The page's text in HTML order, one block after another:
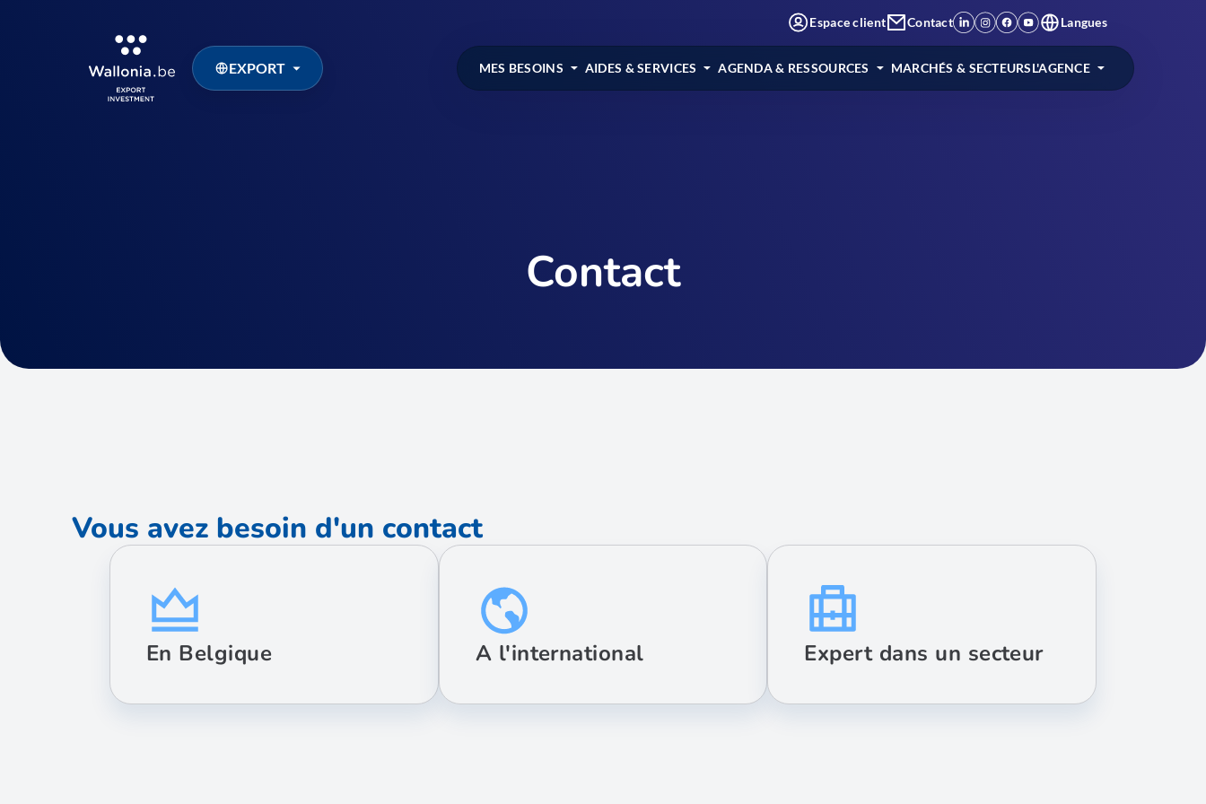
EXPORT
Espace client Contact Langues
MES BESOINS AIDES & SERVICES AGENDA & RESSOURCES MARCHÉS & SECTEURSL'AGENCE
Contact
Vous avez besoin d'un contact
En Belgique A l'international Expert dans un secteur